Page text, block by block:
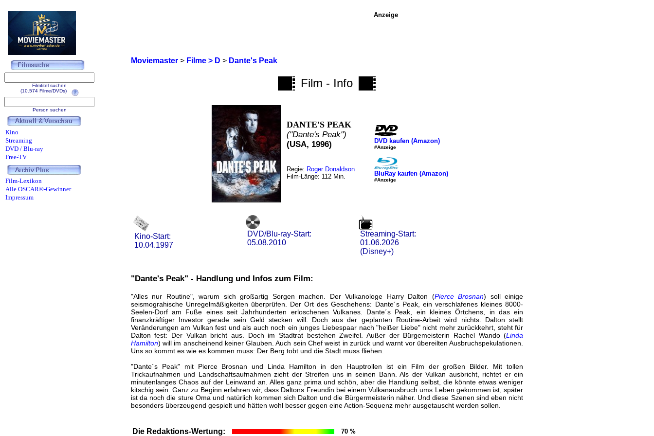
Moviemaster> Filme > D > Dante's Peak
Film - Info
DANTE'S PEAK
("Dante's Peak")
(USA, 1996)
Regie: Roger Donaldson
Film-Länge: 112 Min.
DVD kaufen (Amazon)
#Anzeige
BluRay kaufen (Amazon)
#Anzeige
Kino-Start:
10.04.1997
DVD/Blu-ray-Start:
05.08.2010
Streaming-Start:
01.06.2026
(Disney+)
"Dante's Peak" - Handlung und Infos zum Film:
"Alles nur Routine", warum sich großartig Sorgen machen. Der Vulkanologe Harry Dalton (Pierce Brosnan) soll einige
seismograhische Unregelmäßigkeiten überprüfen. Der Ort des Geschehens: Dante´s Peak, ein verschlafenes kleines 8000-
Seelen-Dorf am Fuße eines seit Jahrhunderten erloschenen Vulkanes. Dante´s Peak, ein kleines Örtchens, in das ein
finanzkräftiger Investor gerade sein Geld stecken will. Doch aus der geplanten Routine-Arbeit wird nichts. Dalton stellt
Veränderungen am Vulkan fest und als auch noch ein junges Liebespaar nach "heißer Liebe" nicht mehr zurückkehrt, steht für
Dalton fest: Der Vulkan bricht aus. Doch im Stadtrat bestehen Zweifel. Außer der Bürgemeisterin Rachel Wando (Linda
Hamilton) will im anscheinend keiner Glauben. Auch sein Chef weist in zurück und warnt vor übereilten Ausbruchspekulationen.
Uns so kommt es wie es kommen muss: Der Berg tobt und die Stadt muss fliehen.
"Dante´s Peak" mit Pierce Brosnan und Linda Hamilton in den Hauptrollen ist ein Film der großen Bilder. Mit tollen
Trickaufnahmen und Landschaftsaufnahmen zieht der Streifen uns in seinen Bann. Als der Vulkan ausbricht, richtet er ein
minutenlanges Chaos auf der Leinwand an. Alles ganz prima und schön, aber die Handlung selbst, die könnte etwas weniger
kitschig sein. Ganz zu Beginn erfahren wir, dass Daltons Freundin bei einem Vulkanausbruch ums Leben gekommen ist, später
ist da noch die sture Oma und natürlich kommen sich Dalton und die Bürgermeisterin näher. Und diese Szenen sind eben nicht
besonders überzeugend gespielt und hätten wohl besser gegen eine Action-Sequenz mehr ausgetauscht werden sollen.
Die Redaktions-Wertung: 70 %
Anzeige
Filmtitel suchen
(10.574 Filme/DVDs)
Person suchen
Kino
Streaming
DVD / Blu-ray
Free-TV
Film-Lexikon
Alle OSCAR®-Gewinner
Impressum